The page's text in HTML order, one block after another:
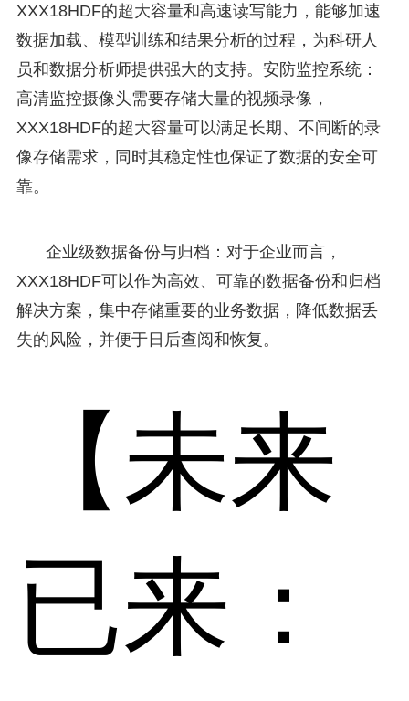
XXX18HDF的超大容量和高速读写能力，能够加速
数据加载、模型训练和结果分析的过程，为科研人
员和数据分析师提供强大的支持。安防监控系统：
高清监控摄像头需要存储大量的视频录像，
XXX18HDF的超大容量可以满足长期、不间断的录
像存储需求，同时其稳定性也保证了数据的安全可
靠。
企业级数据备份与归档：对于企业而言，
XXX18HDF可以作为高效、可靠的数据备份和归档
解决方案，集中存储重要的业务数据，降低数据丢
失的风险，并便于日后查阅和恢复。
【未来
已来：